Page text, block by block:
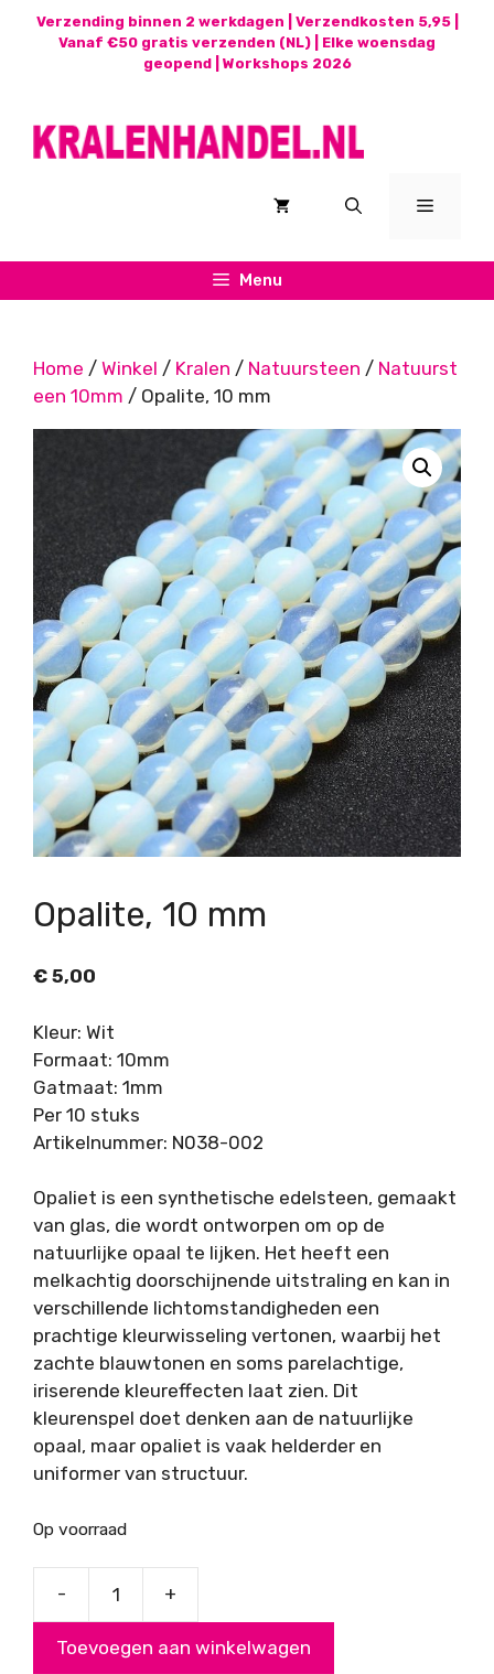
Verzending binnen 2 werkdagen | Verzendkosten 5,95 |
Vanaf €50 gratis verzenden (NL) | Elke woensdag
geopend | Workshops 2026
Menu
Menu
Home / Winkel / Kralen / Natuursteen / Natuurst
een 10mm / Opalite, 10 mm
Opalite, 10 mm
€ 5,00
Kleur: Wit
Formaat: 10mm
Gatmaat: 1mm
Per 10 stuks
Artikelnummer: N038-002
Opaliet is een synthetische edelsteen, gemaakt
van glas, die wordt ontworpen om op de
natuurlijke opaal te lijken. Het heeft een
melkachtig doorschijnende uitstraling en kan in
verschillende lichtomstandigheden een
prachtige kleurwisseling vertonen, waarbij het
zachte blauwtonen en soms parelachtige,
iriserende kleureffecten laat zien. Dit
kleurenspel doet denken aan de natuurlijke
opaal, maar opaliet is vaak helderder en
uniformer van structuur.
Op voorraad
-
mm
+
Toevoegen aan winkelwagen